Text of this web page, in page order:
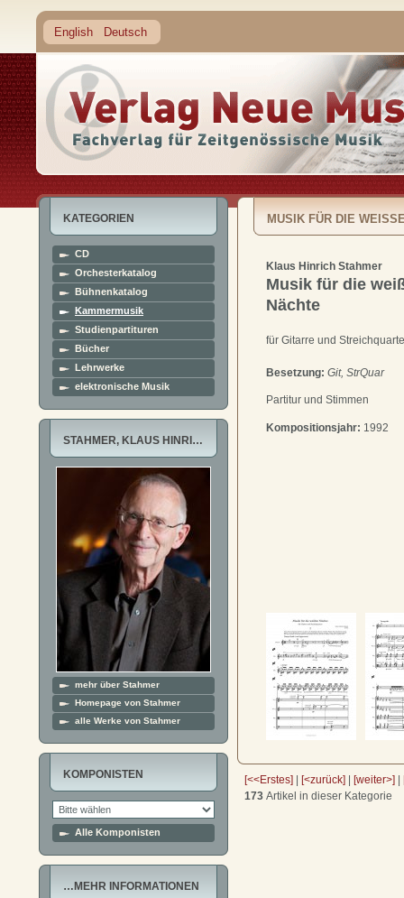
English Deutsch
KATEGORIEN
CD
Orchesterkatalog
Bühnenkatalog
Kammermusik
Studienpartituren
Bücher
Lehrwerke
elektronische Musik
STAHMER, KLAUS HINRI…
mehr über Stahmer
Homepage von Stahmer
alle Werke von Stahmer
KOMPONISTEN
Alle Komponisten
…MEHR INFORMATIONEN
MUSIK FÜR DIE
Klaus Hinrich Stahmer
Musik für die
Nächte
für Gitarre und
Besetzung: Git, StrQuar
Partitur und Stimmen
Kompositionsjahr: 1992
[<<Erstes] | [<zurück] | [weiter>] |
173 Artikel in dieser Kategorie